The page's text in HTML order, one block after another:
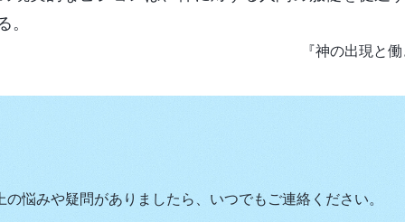
。
『神の出現と
の悩みや疑問がありましたら、いつでもご連絡ください。